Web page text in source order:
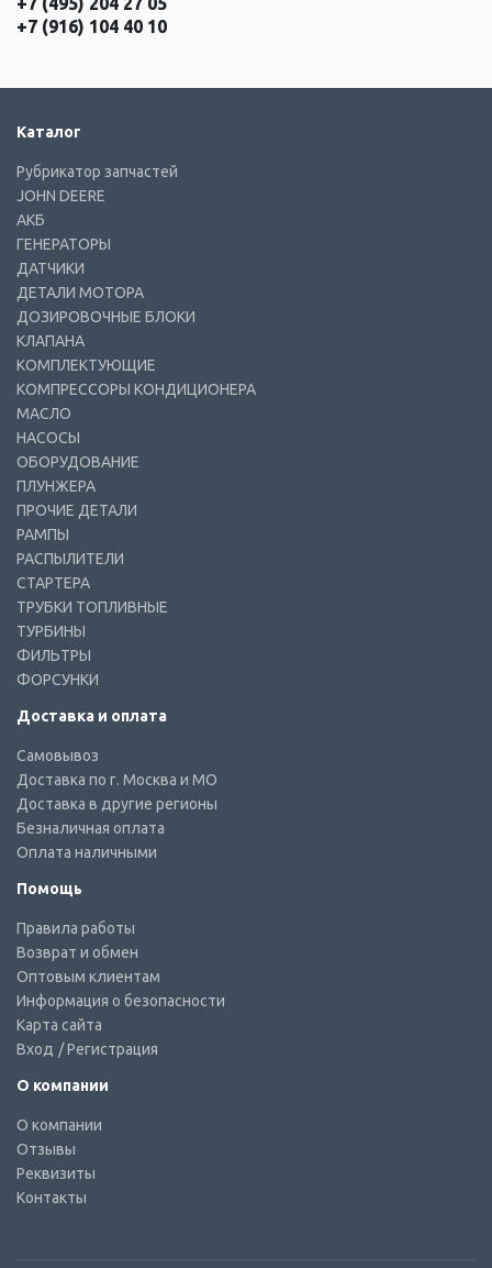
+7 (916) 104 40 10
Каталог
Рубрикатор запчастей
JOHN DEERE
АКБ
ГЕНЕРАТОРЫ
ДАТЧИКИ
ДЕТАЛИ МОТОРА
ДОЗИРОВОЧНЫЕ БЛОКИ
КЛАПАНА
КОМПЛЕКТУЮЩИЕ
КОМПРЕССОРЫ КОНДИЦИОНЕРА
МАСЛО
НАСОСЫ
ОБОРУДОВАНИЕ
ПЛУНЖЕРА
ПРОЧИЕ ДЕТАЛИ
РАМПЫ
РАСПЫЛИТЕЛИ
СТАРТЕРА
ТРУБКИ ТОПЛИВНЫЕ
ТУРБИНЫ
ФИЛЬТРЫ
ФОРСУНКИ
Доставка и оплата
Самовывоз
Доставка по г. Москва и МО
Доставка в другие регионы
Безналичная оплата
Оплата наличными
Помощь
Правила работы
Возврат и обмен
Оптовым клиентам
Информация о безопасности
Карта сайта
Вход / Регистрация
О компании
О компании
Отзывы
Реквизиты
Контакты